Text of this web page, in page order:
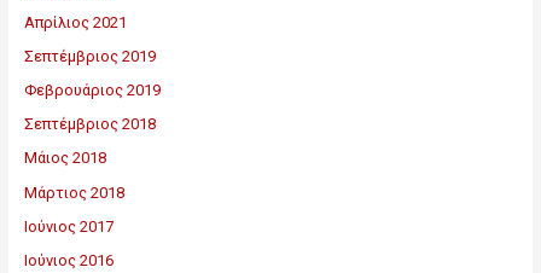
Απρίλιος 2021
Σεπτέμβριος 2019
Φεβρουάριος 2019
Σεπτέμβριος 2018
Μάιος 2018
Μάρτιος 2018
Ιούνιος 2017
Ιούνιος 2016